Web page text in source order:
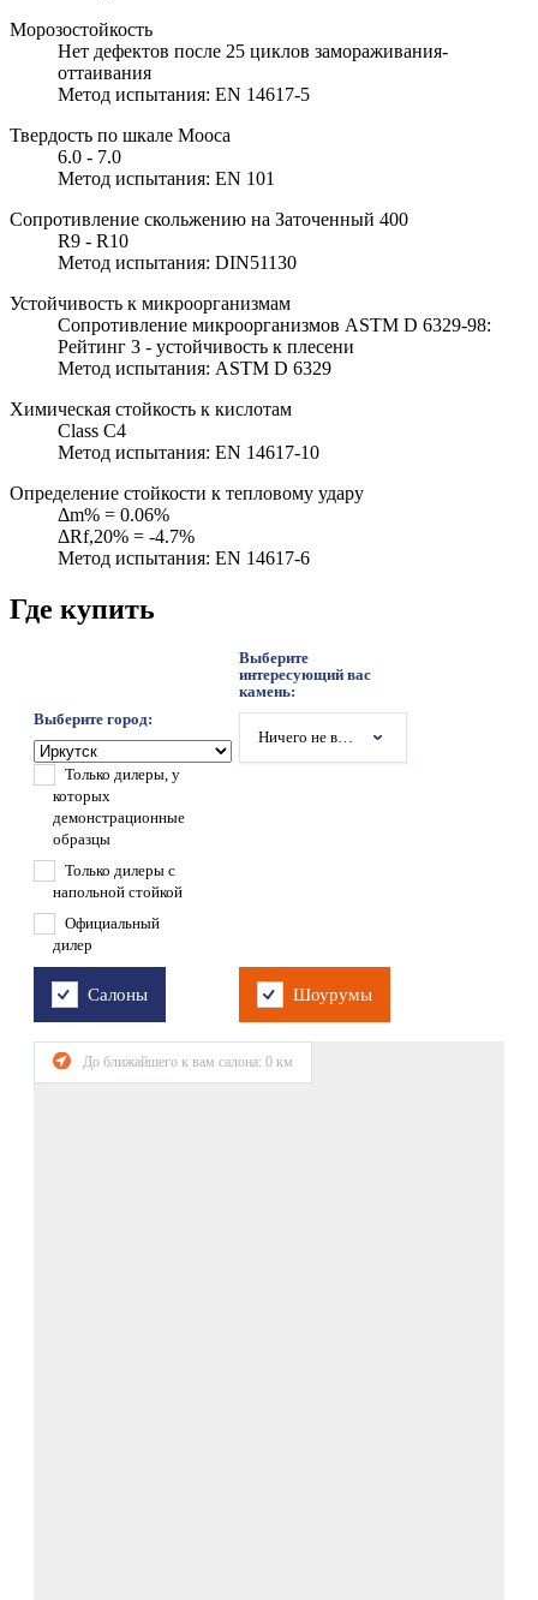
Морозостойкость
Нет дефектов после 25 циклов замораживания-
оттаивания
Метод испытания: EN 14617-5
Твердость по шкале Мооса
6.0 - 7.0
Метод испытания: EN 101
Сопротивление скольжению на Заточенный 400
R9 - R10
Метод испытания: DIN51130
Устойчивость к микроорганизмам
Сопротивление микроорганизмов ASTM D 6329-98:
Рейтинг 3 - устойчивость к плесени
Метод испытания: ASTM D 6329
Химическая стойкость к кислотам
Class C4
Метод испытания: EN 14617-10
Определение стойкости к тепловому удару
Δm% = 0.06%
ΔRf,20% = -4.7%
Метод испытания: EN 14617-6
Где купить
Выберите город:
Выберите
интересующий вас
камень:
Ничего не выбрано
Только дилеры, у
которых
демонстрационные
образцы
Только дилеры с
напольной стойкой
Официальный
дилер
Салоны Шоурумы
До ближайшего к вам салона: 0 км